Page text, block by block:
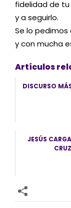
fidelidad de tu
y a seguirlo.
Se lo pedimos
y con mucha
Artículos
DISCURSO
JESÚS
CRUZ